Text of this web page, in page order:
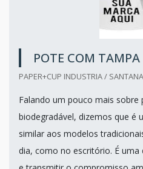
POTE COM
PAPER+CUP INDUSTRIA /
Falando um pouco mais
biodegradável, dizemos que é
similar aos modelos
dia, como no escritório. É